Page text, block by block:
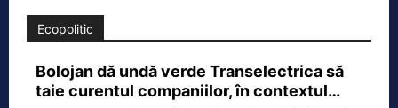
Ecopolitic
Bolojan dă undă verde Transelectrica să
taie curentul companiilor, în contextul…